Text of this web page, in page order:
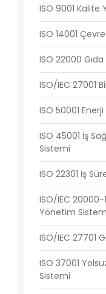
ISO 9001
ISO 14001
ISO 22000
ISO/IEC 27001
ISO 50001
ISO 45001 İş
Sistemi
ISO 22301 İş
ISO/IEC
Yönetim
ISO/IEC 27701
ISO 37001
Sistemi